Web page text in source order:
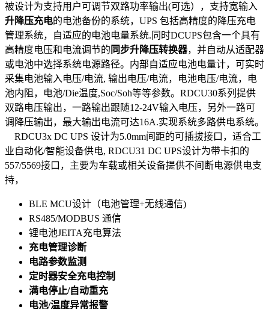
被设计为支持用户可调节双路功率输出(可选），支持宽输入
升降压充电的电池备份的系统，UPS 包括高精度的降压充电
管理系统，自适应的电池电量系统.同时DCUPS包含一个具有
高精度电压和电流调节的 同步升降压转换器，并自动从适配器
或电池中选择系统电源路径。内部自适应电池电量计，可实时
采集电池输入电压/电流, 输出电压/电流，电池电压/电流，电
池内阻，电池/Die温度,Soc/Soh等等参数。RDCU30系列提供
双路电压输出，一路输出跟随12-24V输入电压，另外一路可
调降压输出，最大输出电流可达16A.实现系统多路供电系统。
RDCU3x DC UPS 设计为5.0mm间距的可插拔接口，适合工
业自动化/智能设备供电, RDCU31 DC UPS设计为带卡扣的
557/5569接口，主要为车载或相关设备提供不间断电源供电支
持，
BLE MCU设计（电池管理+无线通信)
RS485/MODBUS 通信
锂电池JEITA充电算法
充电管理诊断
电路参数监测
定时器安全充电控制
满电停止/自动重充
电池/温度异常报警